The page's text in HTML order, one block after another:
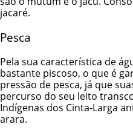
jacaré.
Pesca
Pela sua característica de
bastante piscoso, o que é
pressão de pesca, já que
percurso do seu leito
Indígenas dos Cinta-Larga
arara.